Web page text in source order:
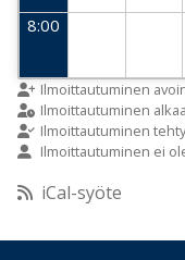
8:00
9:00
10:00
Ilmoittautuminen
Ilmoittautuminen
Ilmoittautuminen tehty
Ilmoittautuminen ei
iCal-syöte